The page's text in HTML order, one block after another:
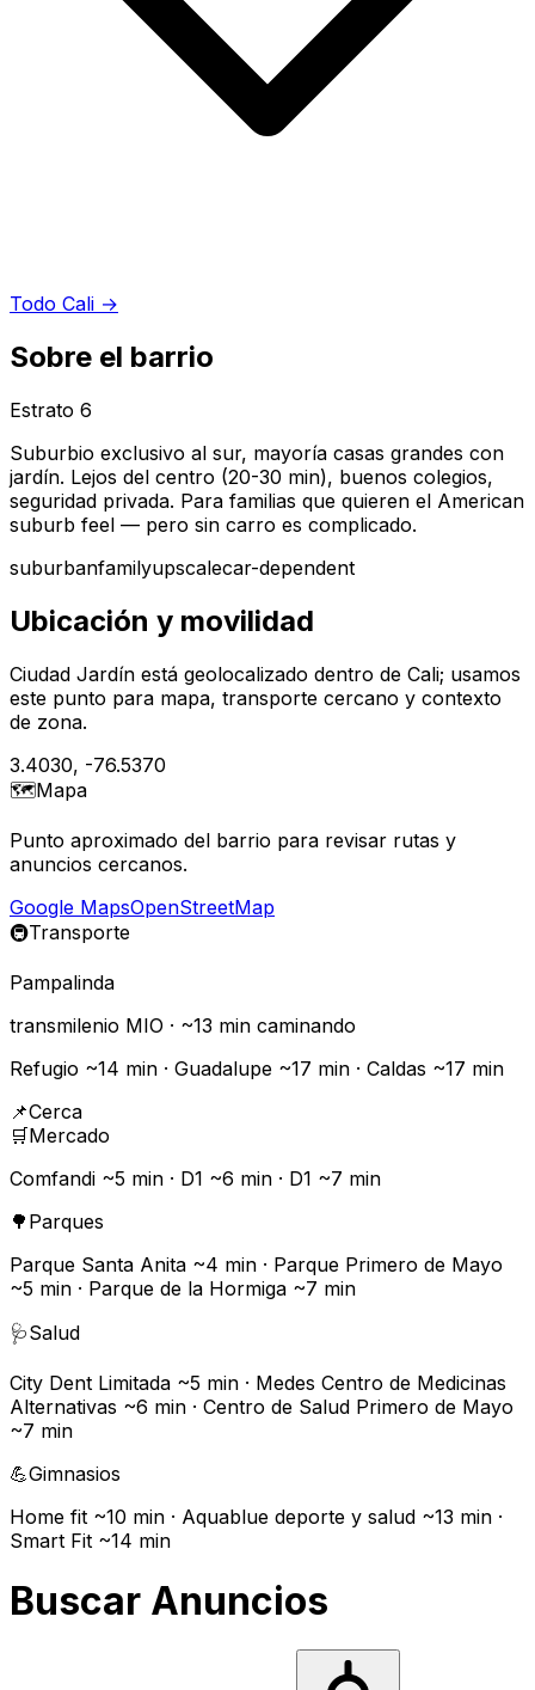
Todo Cali →
Sobre el barrio
Estrato 6
Suburbio exclusivo al sur, mayoría casas grandes con
jardín. Lejos del centro (20-30 min), buenos colegios,
seguridad privada. Para familias que quieren el American
suburb feel — pero sin carro es complicado.
suburbanfamilyupscalecar-dependent
Ubicación y movilidad
Ciudad Jardín está geolocalizado dentro de Cali; usamos
este punto para mapa, transporte cercano y contexto
de zona.
3.4030, -76.5370
🗺️Mapa
Punto aproximado del barrio para revisar rutas y
anuncios cercanos.
Google MapsOpenStreetMap
🚇Transporte
Pampalinda
transmilenio MIO · ~13 min caminando
Refugio ~14 min · Guadalupe ~17 min · Caldas ~17 min
📌Cerca
🛒Mercado
Comfandi ~5 min · D1 ~6 min · D1 ~7 min
🌳 Parques
Parque Santa Anita ~4 min · Parque Primero de Mayo
~5 min · Parque de la Hormiga ~7 min
🩺Salud
City Dent Limitada ~5 min · Medes Centro de Medicinas
Alternativas ~6 min · Centro de Salud Primero de Mayo
~7 min
💪Gimnasios
Home fit ~10 min · Aquablue deporte y salud ~13 min ·
Smart Fit ~14 min
Buscar Anuncios